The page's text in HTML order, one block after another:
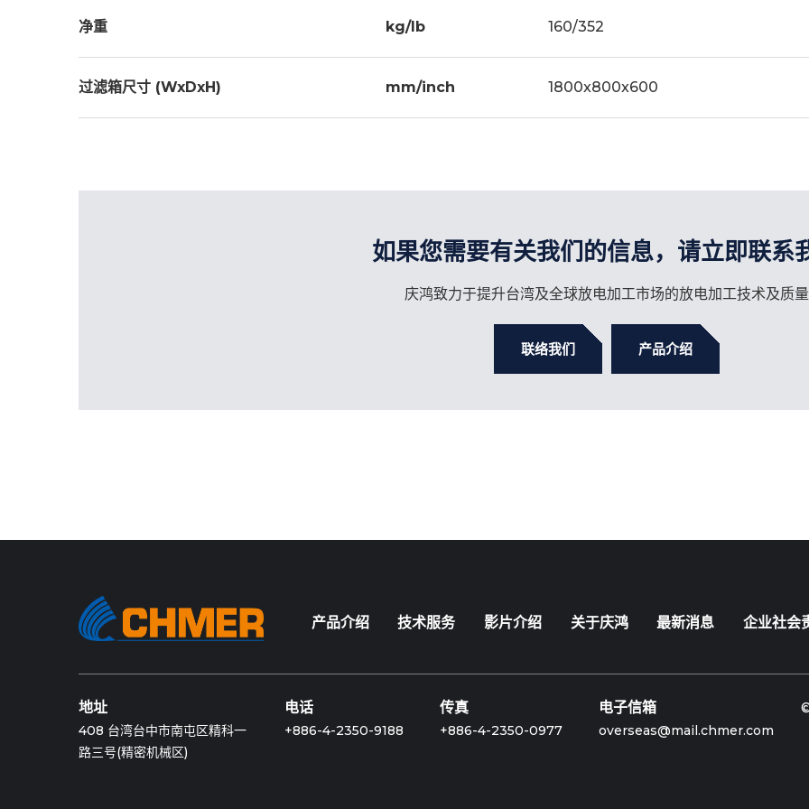
净重 kg/lb 160/352
过滤箱尺寸 (WxDxH) mm/inch 1800x800x600
如果您需要有关我们的信息，请立即联系
庆鸿致力于提升台湾及全球放电加工市场的放电加工技术及质量
联络我们 产品介绍
产品介绍 技术服务 影片介绍 关于庆鸿 最新消息 企业社会
地址
408 台湾台中市南屯区精科一
路三号(精密机械区)
电话
+886-4-2350-9188
传真
+886-4-2350-0977
电子信箱
overseas@mail.chmer.com